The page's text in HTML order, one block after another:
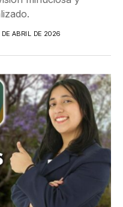
ABRIL DE 2026